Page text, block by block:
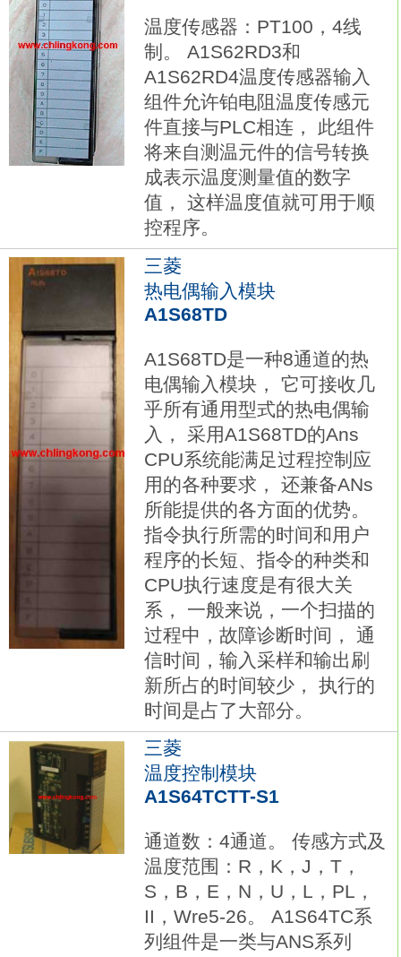
温度传感器：PT100，4线
制。 A1S62RD3和
A1S62RD4温度传感器输入
组件允许铂电阻温度传感元
件直接与PLC相连， 此组件
将来自测温元件的信号转换
成表示温度测量值的数字
值， 这样温度值就可用于顺
控程序。
三菱
热电偶输入模块
A1S68TD
A1S68TD是一种8通道的热
电偶输入模块， 它可接收几
乎所有通用型式的热电偶输
入， 采用A1S68TD的Ans
CPU系统能满足过程控制应
用的各种要求， 还兼备ANs
所能提供的各方面的优势。
指令执行所需的时间和用户
程序的长短、指令的种类和
CPU执行速度是有很大关
系， 一般来说，一个扫描的
过程中，故障诊断时间， 通
信时间，输入采样和输出刷
新所占的时间较少， 执行的
时间是占了大部分。
三菱
温度控制模块
A1S64TCTT-S1
通道数：4通道。 传感方式及
温度范围：R，K，J，T，
S，B，E，N，U，L，PL，
II，Wre5-26。 A1S64TC系
列组件是一类与ANS系列